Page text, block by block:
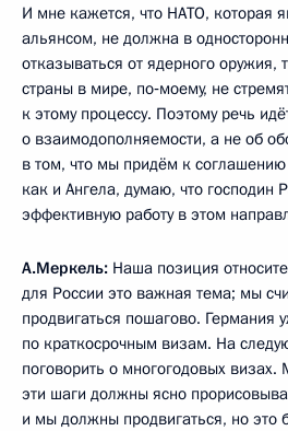
И мне кажется, что НАТО, которая
альянсом, не должна в
отказываться от ядерного оружия,
страны в мире, по‑моему, не
к этому процессу. Поэтому речь
о взаимодополняемости, а не об
в том, что мы придём к
как и Ангела, думаю, что господин
эффективную работу в этом
А.Меркель: Наша позиция
для России это важная тема; мы
продвигаться пошагово. Германия
по краткосрочным визам. На
поговорить о многогодовых
эти шаги должны ясно
и мы должны продвигаться, но это